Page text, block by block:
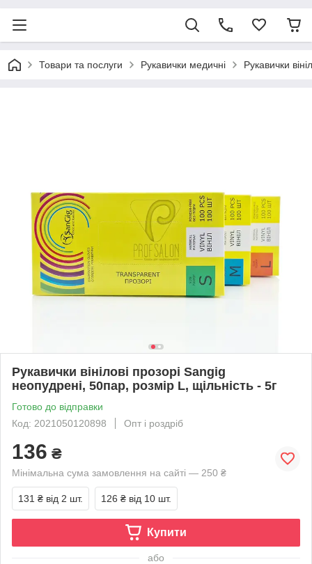
Товари та послуги Рукавички медичні Рукавички
Рукавички вінілові прозорі Sangig
неопудрені, 50пар, розмір L, щільність - 5г
Готово до відправки
Код: 2021050120898
Опт і роздріб
136 ₴
Мінімальна сума замовлення на сайті — 250 ₴
131 ₴ від 2 шт. 126 ₴ від 10 шт.
Купити
або